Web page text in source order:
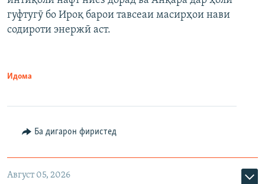
гуфтугӯ бо Ироқ барои тавсеаи масирҳои нави
содироти энержӣ аст.
Идома
Ба дигарон фиристед
Август 05, 2026